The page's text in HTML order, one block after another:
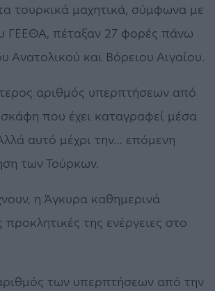
τουρκικά μαχητικά, σύμφωνα με
ΓΕΕΘΑ, πέταξαν 27 φορές πάνω
Ανατολικού και Βόρειου Αιγαίου.
αριθμός υπερπτήσεων από
που έχει καταγραφεί μέσα
αυτό μέχρι την… επόμενη
των Τούρκων.
η Άγκυρα καθημερινά
προκλητικές της ενέργειες στο
των υπερπτήσεων από την